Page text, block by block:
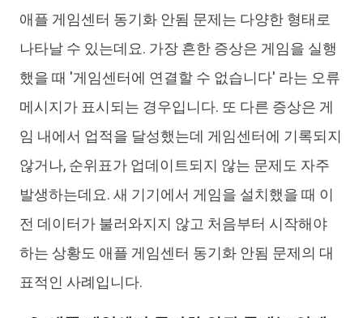
애플 게임센터 동기화 안됨 문제는 다양한 형태로
나타날 수 있는데요. 가장 흔한 증상은 게임을 실행
했을 때 '게임센터에 연결할 수 없습니다' 라는 오류
메시지가 표시되는 경우입니다. 또 다른 증상은 게
임 내에서 업적을 달성했는데 게임센터에 기록되지
않거나, 순위표가 업데이트되지 않는 문제도 자주
발생하는데요. 새 기기에서 게임을 설치했을 때 이
전 데이터가 불러와지지 않고 처음부터 시작해야
하는 상황도 애플 게임센터 동기화 안됨 문제의 대
표적인 사례입니다.